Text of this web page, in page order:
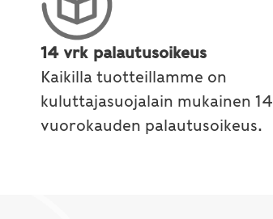
14 vrk palautusoikeus
Kaikilla tuotteillamme on
kuluttajasuojalain mukainen 14
vuorokauden palautusoikeus.